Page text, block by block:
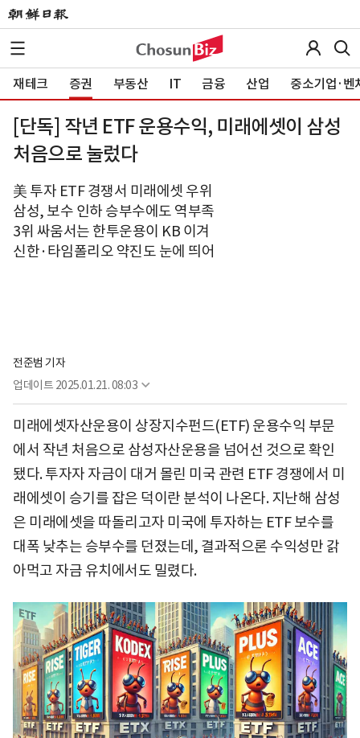
재테크 증권 부동산 IT 금융 산업 중소기업·벤
[단독] 작년 ETF 운용수익, 미래에셋이 삼성
처음으로 눌렀다
美 투자 ETF 경쟁서 미래에셋 우위
삼성, 보수 인하 승부수에도 역부족
3위 싸움서는 한투운용이 KB 이겨
신한·타임폴리오 약진도 눈에 띄어
전준범 기자
업데이트 2025.01.21. 08:03
미래에셋자산운용이 상장지수펀드(ETF) 운용수익 부문
에서 작년 처음으로 삼성자산운용을 넘어선 것으로 확인
됐다. 투자자 자금이 대거 몰린 미국 관련 ETF 경쟁에서 미
래에셋이 승기를 잡은 덕이란 분석이 나온다. 지난해 삼성
은 미래에셋을 따돌리고자 미국에 투자하는 ETF 보수를
대폭 낮추는 승부수를 던졌는데, 결과적으론 수익성만 갉
아먹고 자금 유치에서도 밀렸다.